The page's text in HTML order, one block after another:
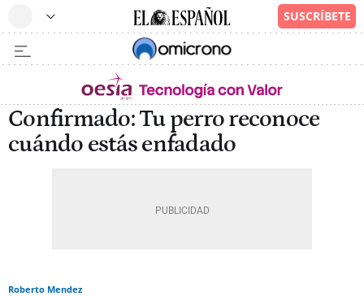
Confirmado: Tu perro reconoce
cuándo estás enfadado
Roberto Mendez